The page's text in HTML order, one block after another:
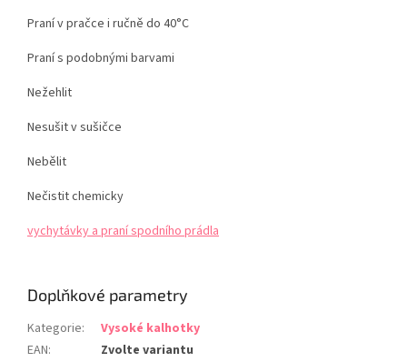
Praní v pračce i ručně do 40°C
Praní s podobnými barvami
Nežehlit
Nesušit v sušičce
Nebělit
Nečistit chemicky
vychytávky a praní spodního prádla
Doplňkové parametry
Kategorie:
Vysoké kalhotky
EAN:
Zvolte variantu